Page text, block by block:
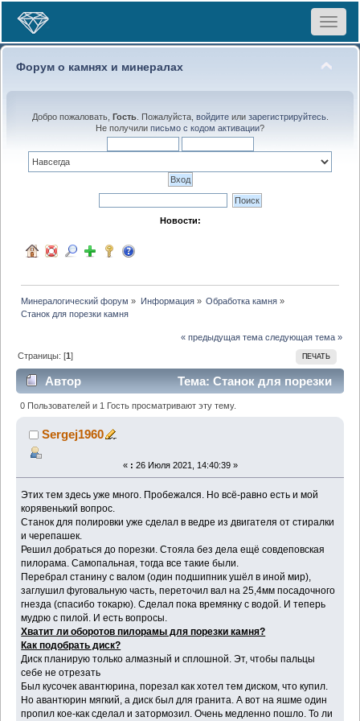
Toggle
Форум о камнях и минералах
Добро пожаловать, Гость. Пожалуйста, войдитеили зарегистрируйтесь.
Не получили письмо с кодом активации?
Новости:
Минералогический форум » Информация» Обработка камня»
Станок для порезки камня
« предыдущая тема следующая тема »
ПЕЧАТЬ
Страницы: [1]
Автор
Тема: Станок для порезки
камня (Прочитано 2252 раз)
0 Пользователей и 1 Гость просматривают эту тему.
Sergej1960
« : 26 Июля 2021, 14:40:39 »
Этих тем здесь уже много. Пробежался. Но всё-равно есть и мой
корявенький вопрос.
Станок для полировки уже сделал в ведре из двигателя от стиралки
и черепашек.
Решил добраться до порезки. Стояла без дела ещё совдеповская
пилорама. Самопальная, тогда все такие были.
Перебрал станину с валом (один подшипник ушёл в иной мир),
заглушил фуговальную часть, переточил вал на 25,4мм посадочного
гнезда (спасибо токарю). Сделал пока времянку с водой. И теперь
мудрю с пилой. И есть вопросы.
Хватит ли оборотов пилорамы для порезки камня?
Как подобрать диск?
Диск планирую только алмазный и сплошной. Эт, чтобы пальцы
себе не отрезать
Был кусочек авантюрина, порезал как хотел тем диском, что купил.
Но авантюрин мягкий, а диск был для гранита. А вот на яшме один
пропил кое-как сделал и затормозил. Очень медленно пошло. То ли